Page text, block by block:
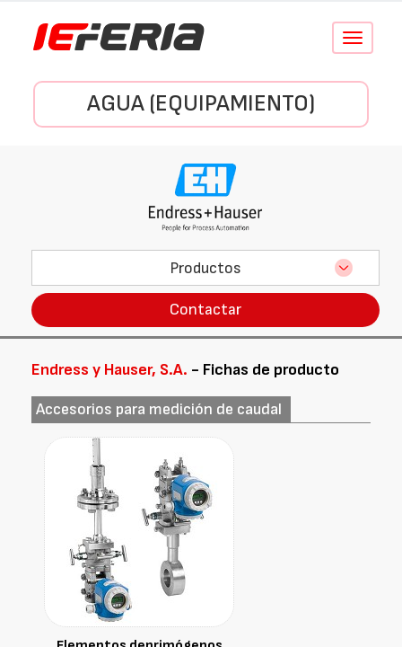
Conmutar
AGUA (EQUIPAMIENTO)
Productos
Contactar
Endress y Hauser, S.A. - Fichas de producto
Accesorios para medición de caudal